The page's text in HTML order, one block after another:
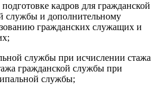
кадров для гражданской
службы и дополнительному
гражданских служащих и
службы при исчислении стажа
гражданской службы при
службы;